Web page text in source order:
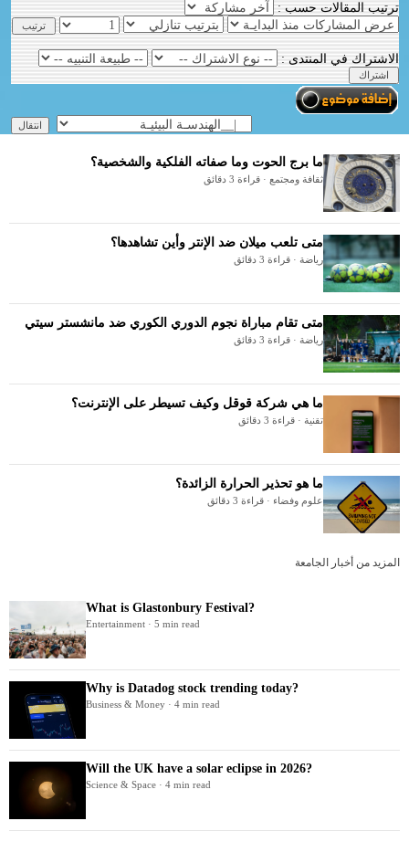
ترتيب المقالات حسب :
الاشتراك في المنتدى :
ما برج الحوت وما صفاته الفلكية والشخصية؟
ثقافة ومجتمع · قراءة 3 دقائق
متى تلعب ميلان ضد الإنتر وأين تشاهدها؟
رياضة · قراءة 3 دقائق
متى تقام مباراة نجوم الدوري الكوري ضد مانشستر سيتي
رياضة · قراءة 3 دقائق
ما هي شركة قوقل وكيف تسيطر على الإنترنت؟
تقنية · قراءة 3 دقائق
ما هو تحذير الحرارة الزائدة؟
علوم وفضاء · قراءة 3 دقائق
المزيد من أخبار الجامعة
What is Glastonbury Festival?
Entertainment · 5 min read
Why is Datadog stock trending today?
Business & Money · 4 min read
Will the UK have a solar eclipse in 2026?
Science & Space · 4 min read